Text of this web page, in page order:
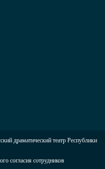
драматический театр Республики
согласия сотрудников